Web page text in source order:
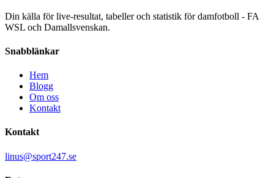
Din källa för live-resultat, tabeller och statistik för damfotboll - FA
WSL och Damallsvenskan.
Snabblänkar
Hem
Blogg
Om oss
Kontakt
Kontakt
linus@sport247.se